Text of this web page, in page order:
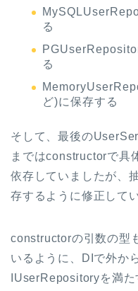
る
る
ど)に保存する
そして、最後の
まではconstructorで具
依存していましたが、
存するように修正して
constructorの引数の型
いるように、DIで外か
IUserRepositoryを満